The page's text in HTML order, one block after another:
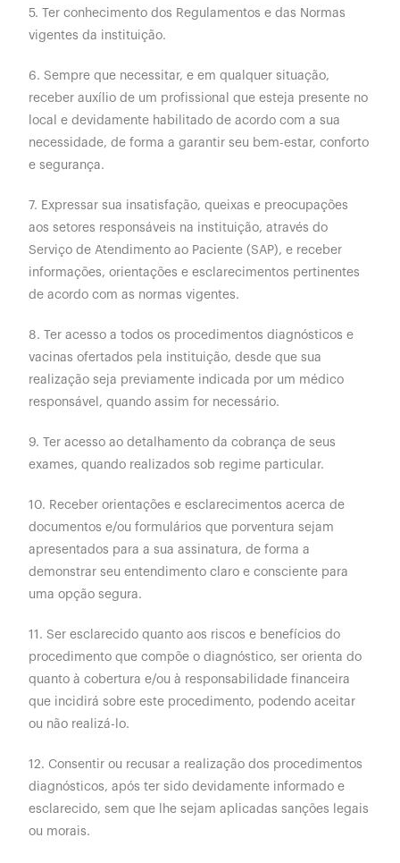
5. Ter conhecimento dos Regulamentos e das Normas
vigentes da instituição.
6. Sempre que necessitar, e em qualquer situação,
receber auxílio de um profissional que esteja presente no
local e devidamente habilitado de acordo com a sua
necessidade, de forma a garantir seu bem-estar, conforto
e segurança.
7. Expressar sua insatisfação, queixas e preocupações
aos setores responsáveis na instituição, através do
Serviço de Atendimento ao Paciente (SAP), e receber
informações, orientações e esclarecimentos pertinentes
de acordo com as normas vigentes.
8. Ter acesso a todos os procedimentos diagnósticos e
vacinas ofertados pela instituição, desde que sua
realização seja previamente indicada por um médico
responsável, quando assim for necessário.
9. Ter acesso ao detalhamento da cobrança de seus
exames, quando realizados sob regime particular.
10. Receber orientações e esclarecimentos acerca de
documentos e/ou formulários que porventura sejam
apresentados para a sua assinatura, de forma a
demonstrar seu entendimento claro e consciente para
uma opção segura.
11. Ser esclarecido quanto aos riscos e benefícios do
procedimento que compõe o diagnóstico, ser orienta do
quanto à cobertura e/ou à responsabilidade financeira
que incidirá sobre este procedimento, podendo aceitar
ou não realizá-lo.
12. Consentir ou recusar a realização dos procedimentos
diagnósticos, após ter sido devidamente informado e
esclarecido, sem que lhe sejam aplicadas sanções legais
ou morais.